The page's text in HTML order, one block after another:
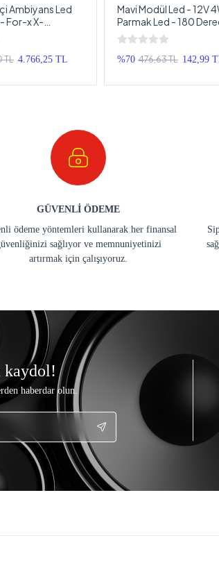
Ambiyans Led
For-x X-
64
Duyarlı RBG Led
TL 4.766,25 TL
Mavi Modül Led - 12V
Parmak Led - 180
280LM Profesyonel
Led - 1 Adet
%70 476,63 TL 142,99
GÜVENLİ ÖDEME
ödeme yöntemleri kullanarak her finansal
sağlıyor ve memnuniyetinizi
artırmak için çalışıyoruz.
kaydol!
haberdar olun.